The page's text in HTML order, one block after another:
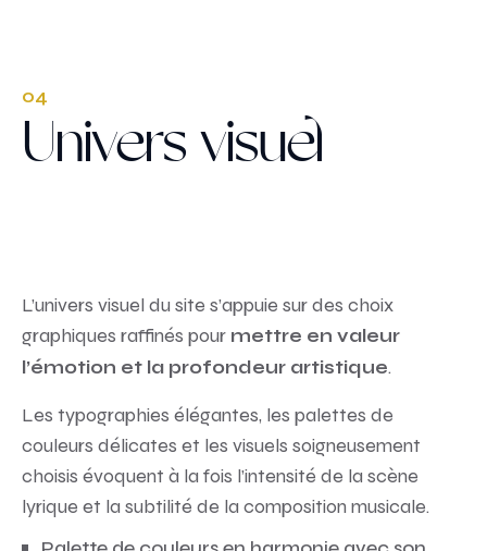
04
Univers visuel
L’univers visuel du site s’appuie sur des choix
graphiques raffinés pour mettre en valeur
l’émotion et la profondeur artistique.
Les typographies élégantes, les palettes de
couleurs délicates et les visuels soigneusement
choisis évoquent à la fois l’intensité de la scène
lyrique et la subtilité de la composition musicale.